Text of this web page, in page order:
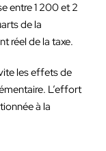
entre 1 200 et 2
de la
réel de la taxe.
les effets de
L’effort
à la